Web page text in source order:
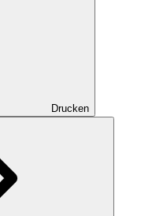
Drucken